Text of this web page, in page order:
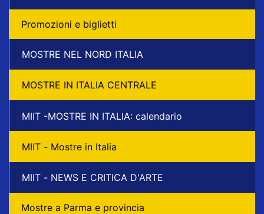
Promozioni e biglietti
MOSTRE NEL NORD ITALIA
MOSTRE IN ITALIA CENTRALE
MIIT -MOSTRE IN ITALIA: calendario
MIIT - Mostre in Italia
MIIT - NEWS E CRITICA D'ARTE
Mostre a Parma e provincia